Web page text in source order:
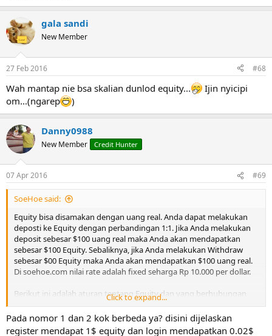
gala sandi
New Member
27 Feb 2016 #68
Wah mantap nie bsa skalian dunlod equity...
Ijin nyicipi
om...(ngarep
)
Danny0988
New Member Credit Hunter
07 Apr 2016 #69
SoeHoe said:
Equity bisa disamakan dengan uang real. Anda dapat melakukan
deposti ke Equity dengan perbandingan 1:1. Jika Anda melakukan
deposit sebesar $100 uang real maka Anda akan mendapatkan
sebesar $100 Equity. Sebaliknya, jika Anda melakukan Withdraw
sebesar $00 Equity maka Anda akan mendapatkan $100 uang real.
Di soehoe.com nilai rate adalah fixed seharga Rp 10.000 per dollar.
Berikut ini adalah aturan tentang Equity dan yang berhubungan
dengannya:
Login
Click to expand...
Pada nomor 1 dan 2 kok berbeda ya? disini dijelaskan
register mendapat 1$ equity dan login mendapatkan 0.02$